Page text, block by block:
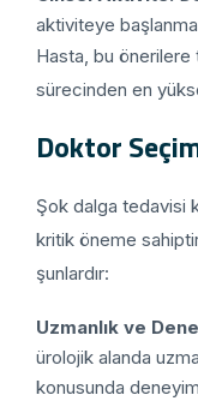
aktiviteye
Hasta, bu
sürecinden en
Doktor
Şok dalga tedavisi
kritik öneme
şunlardır:
Uzmanlık ve
ürolojik alanda
konusunda